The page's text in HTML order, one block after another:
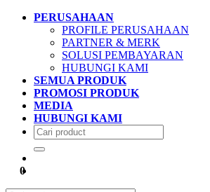
PERUSAHAAN
PROFILE PERUSAHAAN
PARTNER & MERK
SOLUSI PEMBAYARAN
HUBUNGI KAMI
SEMUA PRODUK
PROMOSI PRODUK
MEDIA
HUBUNGI KAMI
0